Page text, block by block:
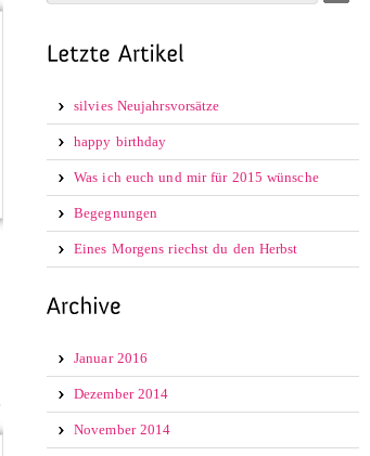
silvies Neujahrsvorsätze
happy birthday
Was ich euch und mir für 2015 wünsche
Begegnungen
Eines Morgens riechst du den Herbst
Januar 2016
Dezember 2014
November 2014